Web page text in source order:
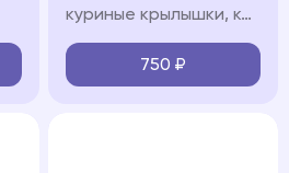
куриные крылышки, картофель спайс, чесночные гренки, кетчуп, соус сладкий чили
750 ₽